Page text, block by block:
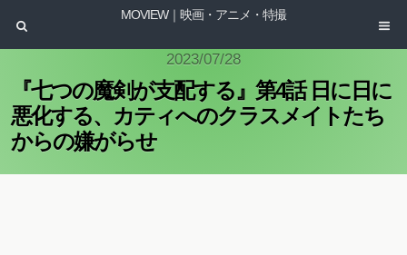
MOVIEW｜映画・アニメ・特撮
2023/07/28
『七つの魔剣が支配する』第4話 日に日に
悪化する、カティへのクラスメイトたち
からの嫌がらせ